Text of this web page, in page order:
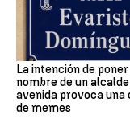
La intención de
nombre de un
avenida provoca una
de memes